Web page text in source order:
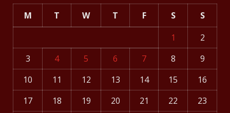
M T W T F S
S
1
2
3
4 5 6 7 8
9
10
11 12 13 14 15
16
17
18 19 20 21 22 23